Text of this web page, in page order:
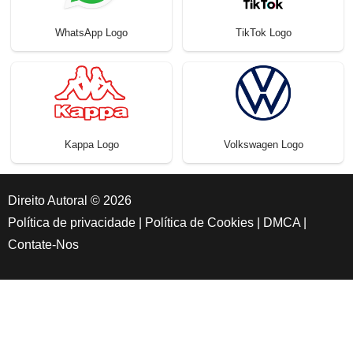
WhatsApp Logo TikTok Logo
Kappa Logo Volkswagen Logo
Direito Autoral © 2026
Política de privacidade
Política de Cookies DMCA
Contate-Nos